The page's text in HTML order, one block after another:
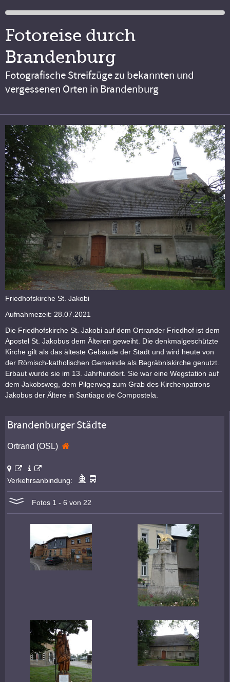
Fotoreise durch
Brandenburg
Fotografische Streifzüge zu bekannten und
vergessenen Orten in Brandenburg
Friedhofskirche St. Jakobi
Aufnahmezeit: 28.07.2021
Die Friedhofskirche St. Jakobi auf dem Ortrander Friedhof ist dem
Apostel St. Jakobus dem Älteren geweiht. Die denkmalgeschützte
Kirche gilt als das älteste Gebäude der Stadt und wird heute von
der Römisch-katholischen Gemeinde als Begräbniskirche genutzt.
Erbaut wurde sie im 13. Jahrhundert. Sie war eine Wegstation auf
dem Jakobsweg, dem Pilgerweg zum Grab des Kirchenpatrons
Jakobus der Ältere in Santiago de Compostela.
Brandenburger Städte
Ortrand (OSL)
Verkehrsanbindung:
Fotos 1 - 6 von 22